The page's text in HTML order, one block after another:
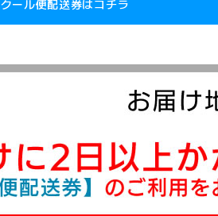
クール便配送券はコチラ